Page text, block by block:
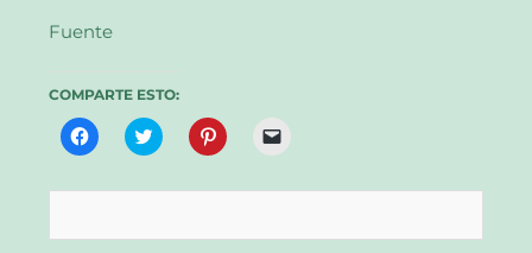
Fuente
COMPARTE ESTO:
Haz
clic
en
abre
Haz
clic
en
abre
Haz
clic
en
abre
Haz
clic
un
correo